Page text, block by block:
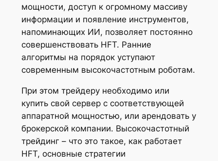
мощности, доступ к огромному массиву
информации и появление инструментов,
напоминающих ИИ, позволяет постоянно
совершенствовать HFT. Ранние
алгоритмы на порядок уступают
современным высокочастотным роботам.
При этом трейдеру необходимо или
купить свой сервер с соответствующей
аппаратной мощностью, или арендовать у
брокерской компании. Высокочастотный
трейдинг – что это такое, как работает
HFT, основные стратегии